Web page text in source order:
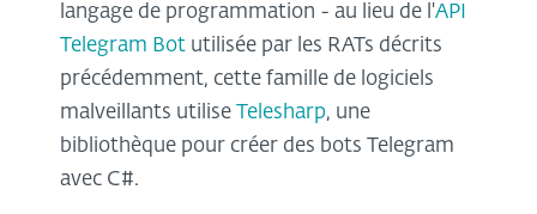
langage de programmation - au lieu de l'API
Telegram Bot utilisée par les RATs décrits
précédemment, cette famille de logiciels
malveillants utilise Telesharp, une
bibliothèque pour créer des bots Telegram
avec C#.